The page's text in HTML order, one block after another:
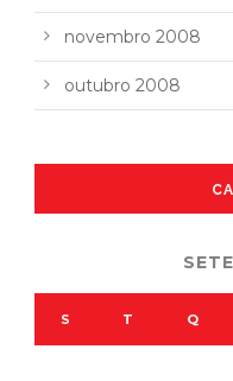
novembro 2008
outubro 2008
S T Q